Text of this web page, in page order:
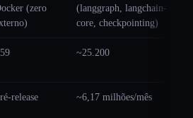
(zero
(langgraph, langchain-
core, checkpointing)
~25.200
release ~6,17 milhões/mês